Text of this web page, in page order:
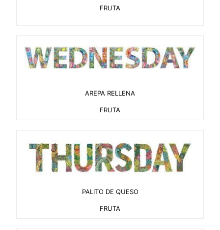
FRUTA
AREPA RELLENA
FRUTA
PALITO DE QUESO
FRUTA